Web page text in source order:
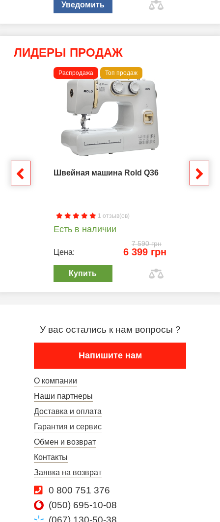
Уведомить
ЛИДЕРЫ ПРОДАЖ
Распродажа Топ продаж
Швейная машина Rold Q36
1 отзыв(ов)
Есть в наличии
7 590 грн
Цена: 6 399 грн
Купить
У вас остались к нам вопросы ?
Напишите нам
О компании
Наши партнеры
Доставка и оплата
Гарантия и сервис
Обмен и возврат
Контакты
Заявка на возврат
0 800 751 376
(050) 695-10-08
(067) 130-50-38